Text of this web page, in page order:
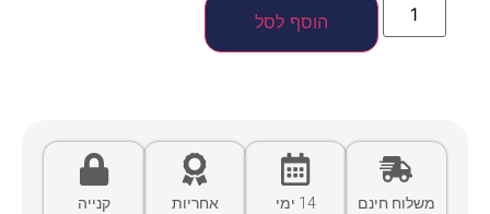
הוסף לסל
קנייה
אחריות
14 ימי
משלוח חינם